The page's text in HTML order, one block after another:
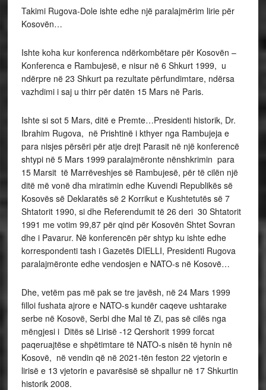
Takimi Rugova-Dole ishte edhe një paralajmërim lirie për
Kosovën…
Ishte koha kur konferenca ndërkombëtare për Kosovën –
Konferenca e Rambujesë, e nisur në 6 Shkurt 1999, u
ndërpre në 23 Shkurt pa rezultate përfundimtare, ndërsa
vazhdimi i saj u thirr për datën 15 Mars në Paris.
Ishte si sot 5 Mars, ditë e Premte…Presidenti historik, Dr.
Ibrahim Rugova, në Prishtinë i kthyer nga Rambujeja e
para nisjes përsëri për atje drejt Parasit në një konferencë
shtypi në 5 Mars 1999 paralajmëronte nënshkrimin para
15 Marsit të Marrëveshjes së Rambujesë, për të cilën një
ditë më vonë dha miratimin edhe Kuvendi Republikës së
Kosovës së Deklaratës së 2 Korrikut e Kushtetutës së 7
Shtatorit 1990, si dhe Referendumit të 26 deri 30 Shtatorit
1991 me votim 99,87 për qind për Kosovën Shtet Sovran
dhe i Pavarur. Në konferencën për shtyp ku ishte edhe
korrespondenti tash i Gazetës DIELLI, Presidenti Rugova
paralajmëronte edhe vendosjen e NATO-s në Kosovë…
Dhe, vetëm pas më pak se tre javësh, në 24 Mars 1999
filloi fushata ajrore e NATO-s kundër caqeve ushtarake
serbe në Kosovë, Serbi dhe Mal të Zi, pas së cilës nga
mëngjesi i Ditës së Lirisë -12 Qershorit 1999 forcat
paqeruajtëse e shpëtimtare të NATO-s nisën të hynin në
Kosovë, në vendin që në 2021-tën feston 22 vjetorin e
lirisë e 13 vjetorin e pavarësisë së shpallur në 17 Shkurtin
historik 2008.